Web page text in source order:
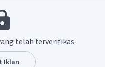
telah terverifikasi
Iklan